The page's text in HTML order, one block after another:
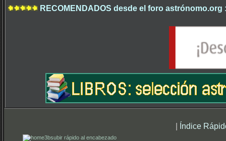
RECOMENDADOS desde el foro astrónomo.org
| Índice
subir rápido al encabezado